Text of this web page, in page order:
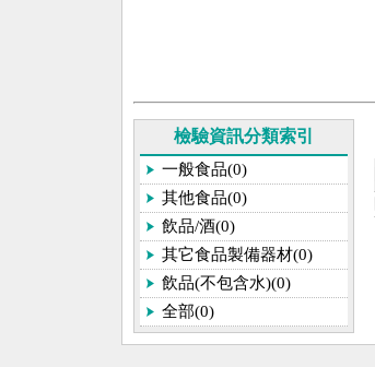
檢驗資訊分類索引
一般食品(0)
其他食品(0)
飲品/酒(0)
其它食品製備器材(0)
飲品(不包含水)(0)
全部(0)